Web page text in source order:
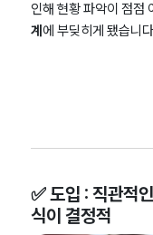
인해 현황 파악이 점점
계 에 부딪히게 됐습니
✅ 도입 : 직관적
식이 결정적